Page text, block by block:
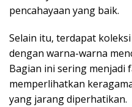
pencahayaan yang baik.
Selain itu, terdapat
dengan warna-warna
Bagian ini sering menjadi
memperlihatkan
yang jarang diperhatikan.